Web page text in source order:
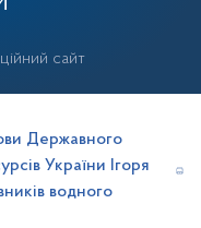
сайт
Державного
України Ігоря
водного